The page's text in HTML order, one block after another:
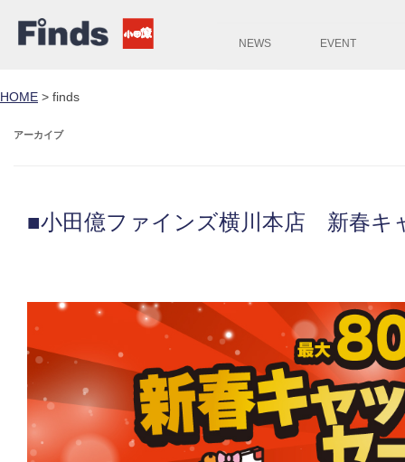
NEWS EVENT
HOME > finds
アーカイブ
■小田億ファインズ横川本店 新春